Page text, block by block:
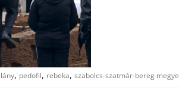
, pedofil, rebeka, szabolcs-szatmár-bereg megye